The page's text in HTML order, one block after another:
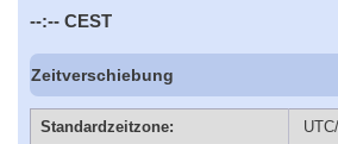
--:-- CEST
Zeitverschiebung
Standardzeitzone: